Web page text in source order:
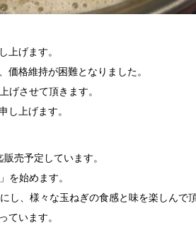
上げます。
格維持が困難となりました。
げさせて頂きます。
し上げます。
売予定しています。
を始めます。
し、様々な玉ねぎの食感と味を楽しんで
ています。